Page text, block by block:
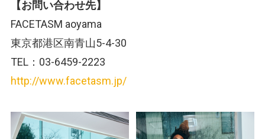
【お問い合わせ先】
FACETASM aoyama
東京都港区南青山5-4-30
TEL：03-6459-2223
http://www.facetasm.jp/